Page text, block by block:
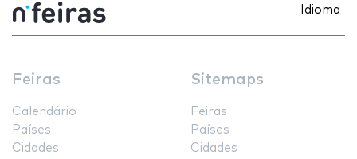
Idioma
Feiras
Calendário
Países
Cidades
Sitemaps
Feiras
Países
Cidades